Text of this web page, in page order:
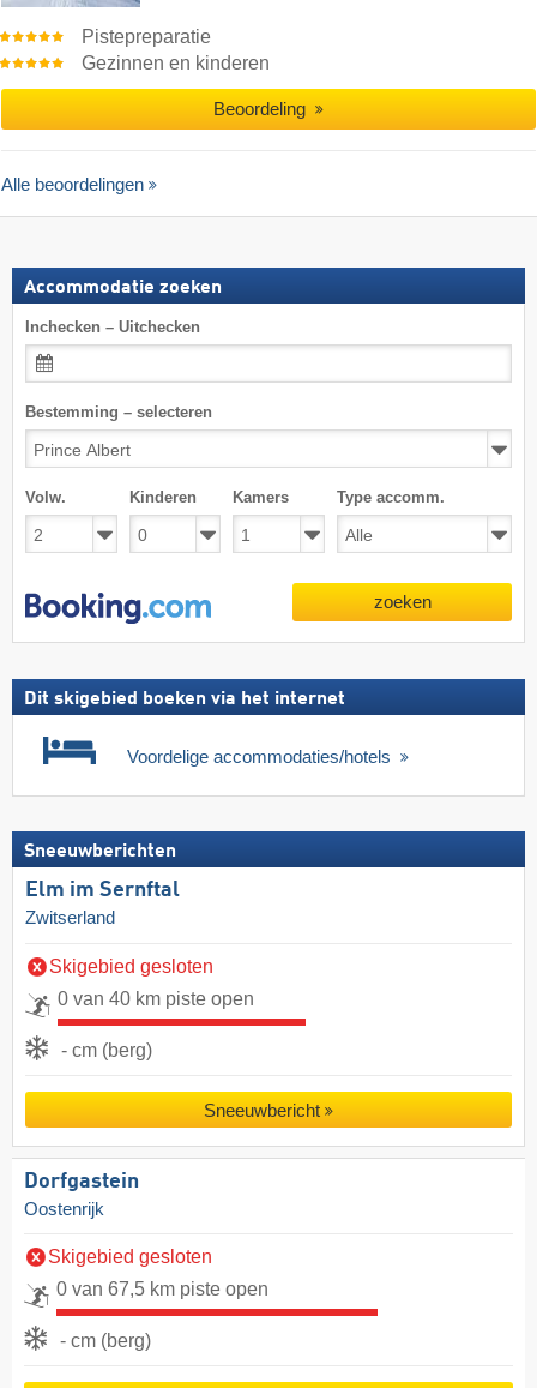
Pistepreparatie
Gezinnen en kinderen
Beoordeling
Alle beoordelingen
Accommodatie zoeken
Inchecken – Uitchecken
Bestemming – selecteren
Volw. Kinderen Kamers Type accomm.
zoeken
Dit skigebied boeken via het internet
Voordelige accommodaties/hotels
Sneeuwberichten
Elm im Sernftal
Zwitserland
Skigebied gesloten
0 van 40 km piste open
- cm (berg)
Sneeuwbericht
Dorfgastein
Oostenrijk
Skigebied gesloten
0 van 67,5 km piste open
- cm (berg)